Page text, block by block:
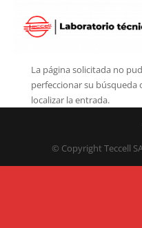
La página solicitada no
perfeccionar su búsqueda
localizar la entrada.
© Copyright Teccell